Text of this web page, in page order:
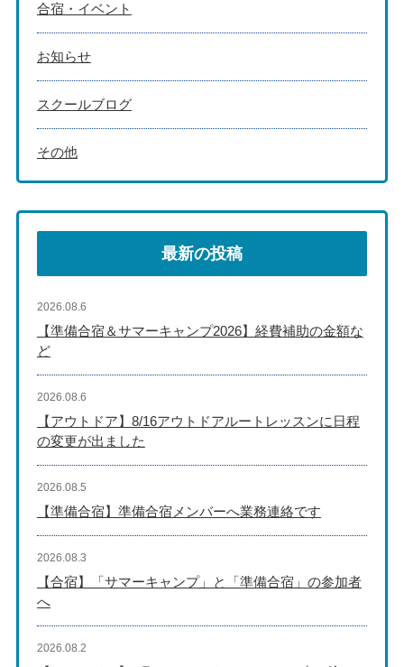
合宿・イベント
お知らせ
スクールブログ
その他
最新の投稿
【準備合宿＆サマーキャンプ2026】経費補助の金額な
ど
2026.08.6
【アウトドア】8/16アウトドアルートレッスンに日程
の変更が出ました
2026.08.6
【準備合宿】準備合宿メンバーへ業務連絡です
2026.08.5
【合宿】「サマーキャンプ」と「準備合宿」の参加者
へ
2026.08.3
2026.08.2